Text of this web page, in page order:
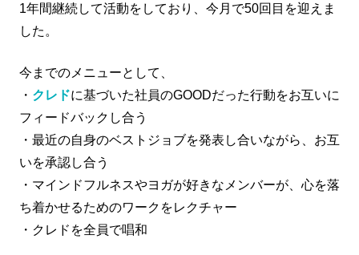
1年間継続して活動をしており、今月で50回目を迎えま
した。
今までのメニューとして、
・ クレドに基づいた社員のGOODだった行動をお互いに
フィードバックし合う
・最近の自身のベストジョブを発表し合いながら、お互
いを承認し合う
・マインドフルネスやヨガが好きなメンバーが、心を落
ち着かせるためのワークをレクチャー
・クレドを全員で唱和